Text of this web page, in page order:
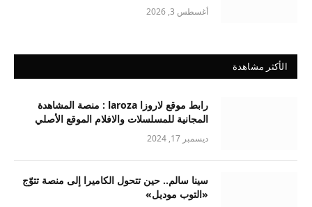
أغسطس 3, 2026
الأكثر مشاهدة
رابط موقع لاروزا laroza : منصة المشاهدة
المجانية للمسلسلات والافلام الموقع الأصلي
ديسمبر 17, 2024
سينا سالم.. حين تتحول الكاميرا إلى منصة تتوّج
«التوب موديل»